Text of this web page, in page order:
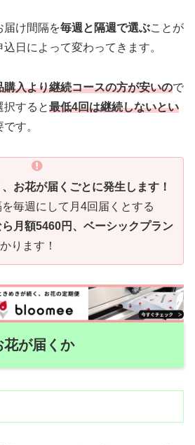
届け間隔を毎週と隔週で選ぶことが
日によって変わってきます。
購入より継続コースの方が安いので
すると最低4回は継続しないとい
す。
お花が届くごとに発生します！
毎週にして月4回届くとする
月額5460円、ベーシックプラン
ります！
花が届くか